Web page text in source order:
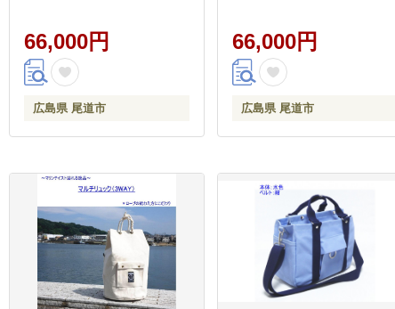
66,000円
広島県 尾道市
尾道市】
66,000円
広島県 尾道市